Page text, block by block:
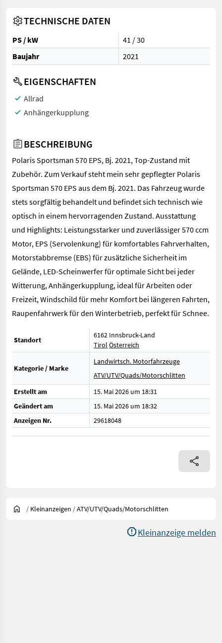
TECHNISCHE DATEN
PS / kW
41 / 30
Baujahr
2021
EIGENSCHAFTEN
Allrad
Anhängerkupplung
BESCHREIBUNG
Polaris Sportsman 570 EPS, Bj. 2021, Top-Zustand mit
Zubehör. Zum Verkauf steht mein sehr gepflegter Polaris
Sportsman 570 EPS aus dem Bj. 2021. Das Fahrzeug wurde
stets sorgfältig behandelt und befindet sich technisch wie
optisch in einem hervorragenden Zustand. Ausstattung
und Highlights: Leistungsstarker und zuverlässiger 570 ccm
Motor, EPS (Servolenkung) für komfortables Fahrverhalten,
Motorstabbremse (EBS) für zusätzliche Sicherheit im
Gelände, LED-Scheinwerfer für optimale Sicht bei jeder
Witterung, Anhängerkupplung, ideal für Arbeiten oder
Freizeit, Windschild für mehr Komfort bei längeren Fahrten,
Raupenfahrwerk für den Winterbetrieb, perfekt für Schnee.
Standort
6162 Innsbruck-Land
Tirol Österreich
Kategorie / Marke
Landwirtsch. Motorfahrzeuge
ATV/UTV/Quads/Motorschlitten
Erstellt am
15. Mai 2026 um 18:31
Geändert am
15. Mai 2026 um 18:32
Anzeigen Nr.
29618048
/ Kleinanzeigen /ATV/UTV/Quads/Motorschlitten
Kleinanzeige melden